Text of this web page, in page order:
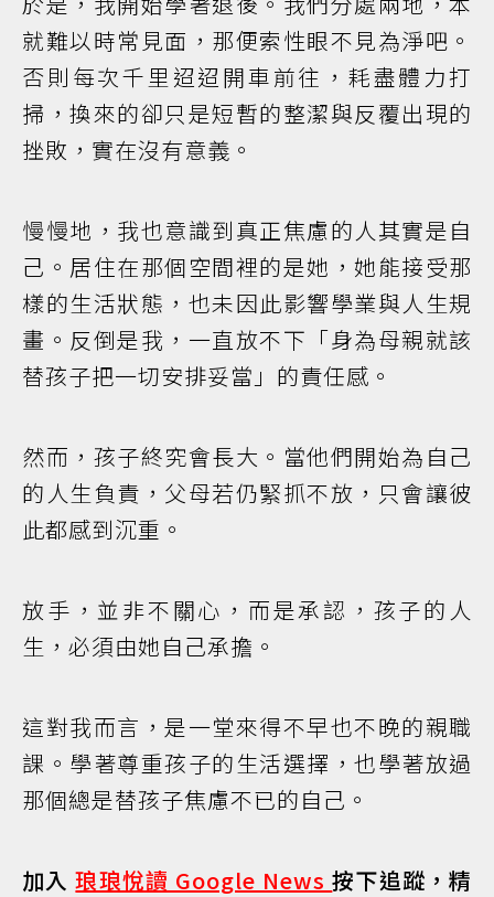
就難以時常見面，那便索性眼不見為淨吧。
否則每次千里迢迢開車前往，耗盡體力打
掃，換來的卻只是短暫的整潔與反覆出現的
挫敗，實在沒有意義。
慢慢地，我也意識到真正焦慮的人其實是自
己。居住在那個空間裡的是她，她能接受那
樣的生活狀態，也未因此影響學業與人生規
畫。反倒是我，一直放不下「身為母親就該
替孩子把一切安排妥當」的責任感。
然而，孩子終究會長大。當他們開始為自己
的人生負責，父母若仍緊抓不放，只會讓彼
此都感到沉重。
放手，並非不關心，而是承認，孩子的人
生，必須由她自己承擔。
這對我而言，是一堂來得不早也不晚的親職
課。學著尊重孩子的生活選擇，也學著放過
那個總是替孩子焦慮不已的自己。
加入琅琅悅讀 Google News按下追蹤，精